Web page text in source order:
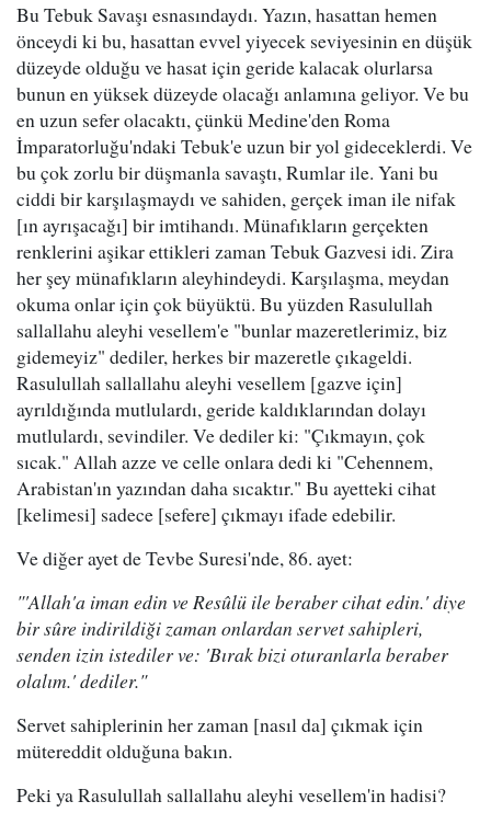
Bu Tebuk Savaşı esnasındaydı. Yazın, hasattan hemen
önceydi ki bu, hasattan evvel yiyecek seviyesinin en düşük
düzeyde olduğu ve hasat için geride kalacak olurlarsa
bunun en yüksek düzeyde olacağı anlamına geliyor. Ve bu
en uzun sefer olacaktı, çünkü Medine'den Roma
İmparatorluğu'ndaki Tebuk'e uzun bir yol gideceklerdi. Ve
bu çok zorlu bir düşmanla savaştı, Rumlar ile. Yani bu
ciddi bir karşılaşmaydı ve sahiden, gerçek iman ile nifak
[ın ayrışacağı] bir imtihandı. Münafıkların gerçekten
renklerini aşikar ettikleri zaman Tebuk Gazvesi idi. Zira
her şey münafıkların aleyhindeydi. Karşılaşma, meydan
okuma onlar için çok büyüktü. Bu yüzden Rasulullah
sallallahu aleyhi vesellem'e "bunlar mazeretlerimiz, biz
gidemeyiz" dediler, herkes bir mazeretle çıkageldi.
Rasulullah sallallahu aleyhi vesellem [gazve için]
ayrıldığında mutlulardı, geride kaldıklarından dolayı
mutlulardı, sevindiler. Ve dediler ki: "Çıkmayın, çok
sıcak." Allah azze ve celle onlara dedi ki "Cehennem,
Arabistan'ın yazından daha sıcaktır." Bu ayetteki cihat
[kelimesi] sadece [sefere] çıkmayı ifade edebilir.
Ve diğer ayet de Tevbe Suresi'nde, 86. ayet:
"'Allah'a iman edin ve Resûlü ile beraber cihat edin.' diye
bir sûre indirildiği zaman onlardan servet sahipleri,
senden izin istediler ve: 'Bırak bizi oturanlarla beraber
olalım.' dediler."
Servet sahiplerinin her zaman [nasıl da] çıkmak için
mütereddit olduğuna bakın.
Peki ya Rasulullah sallallahu aleyhi vesellem'in hadisi?